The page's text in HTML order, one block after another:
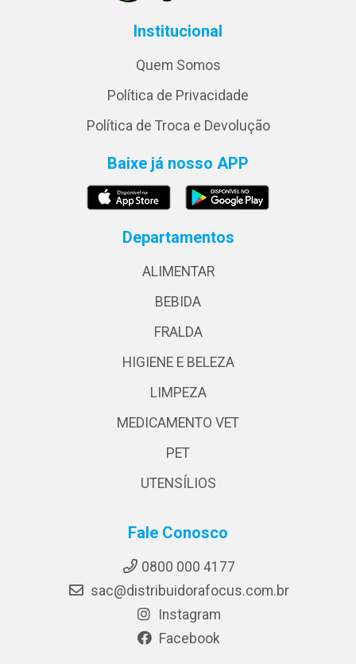
Institucional
Quem Somos
Política de Privacidade
Política de Troca e Devolução
Baixe já nosso APP
Departamentos
ALIMENTAR
BEBIDA
FRALDA
HIGIENE E BELEZA
LIMPEZA
MEDICAMENTO VET
PET
UTENSÍLIOS
Fale Conosco
0800 000 4177
sac@distribuidorafocus.com.br
Instagram
Facebook